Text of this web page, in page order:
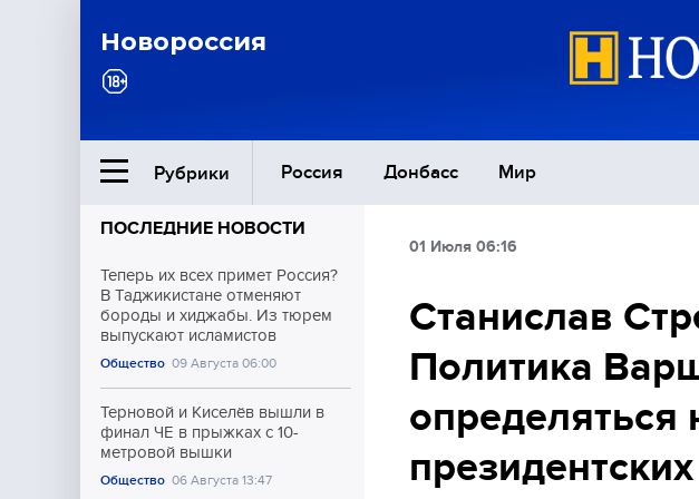
Новороссия
Рубрики Россия Донбасс Мир
Ближний Восток
Общество
Культура
ПОСЛЕДНИЕ НОВОСТИ
Теперь их всех примет Россия?
В Таджикистане отменяют
бороды и хиджабы. Из тюрем
выпускают исламистов
Общество 09 Августа 06:00
Терновой и Киселёв вышли в
финал ЧЕ в прыжках с 10-
метровой вышки
Общество 06 Августа 13:47
01 Июля 06:16
Станислав
Политика
определяться